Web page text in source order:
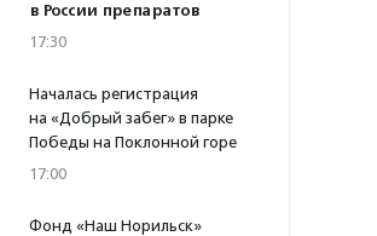
в России препаратов
17:30
Началась регистрация
на «Добрый забег» в парке
Победы на Поклонной горе
17:00
Фонд «Наш Норильск»